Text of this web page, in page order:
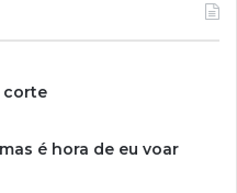
corte
é hora de eu voar